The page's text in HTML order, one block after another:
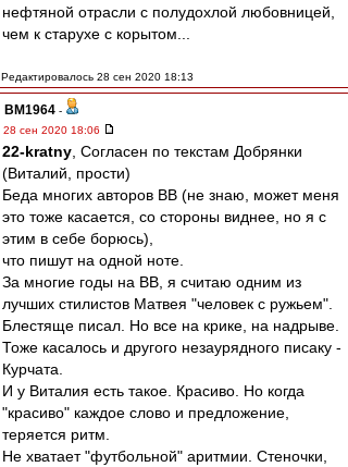
нефтяной отрасли с полудохлой любовницей,
чем к старухе с корытом...
Редактировалось 28 сен 2020 18:13
BM1964 -
28 сен 2020 18:06
22-kratny , Согласен по текстам Добрянки
(Виталий, прости)
Беда многих авторов ВВ (не знаю, может меня
это тоже касается, со стороны виднее, но я с
этим в себе борюсь),
что пишут на одной ноте.
За многие годы на ВВ, я считаю одним из
лучших стилистов Матвея "человек с ружьем".
Блестяще писал. Но все на крике, на надрыве.
Тоже касалось и другого незаурядного писаку -
Курчата.
И у Виталия есть такое. Красиво. Но когда
"красиво" каждое слово и предложение,
теряется ритм.
Не хватает "футбольной" аритмии. Стеночки,